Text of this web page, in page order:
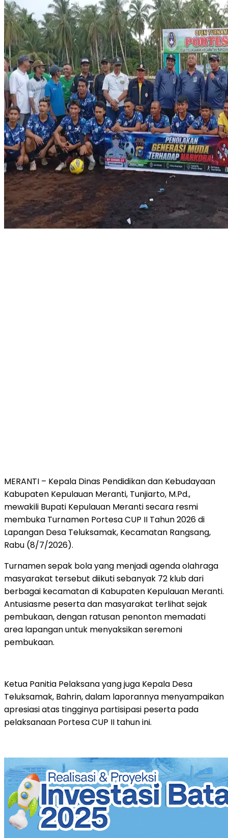
MERANTI – Kepala Dinas Pendidikan dan Kebudayaan
Kabupaten Kepulauan Meranti, Tunjiarto, M.Pd.,
mewakili Bupati Kepulauan Meranti secara resmi
membuka Turnamen Portesa CUP II Tahun 2026 di
Lapangan Desa Teluksamak, Kecamatan Rangsang,
Rabu (8/7/2026).
Turnamen sepak bola yang menjadi agenda olahraga
masyarakat tersebut diikuti sebanyak 72 klub dari
berbagai kecamatan di Kabupaten Kepulauan Meranti.
Antusiasme peserta dan masyarakat terlihat sejak
pembukaan, dengan ratusan penonton memadati
area lapangan untuk menyaksikan seremoni
pembukaan.
Ketua Panitia Pelaksana yang juga Kepala Desa
Teluksamak, Bahrin, dalam laporannya menyampaikan
apresiasi atas tingginya partisipasi peserta pada
pelaksanaan Portesa CUP II tahun ini.